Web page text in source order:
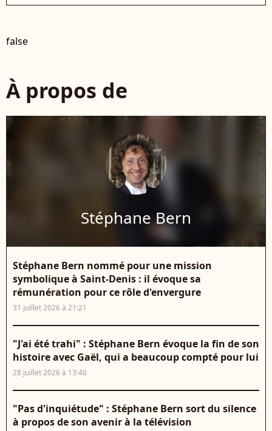
false
À propos de
Stéphane Bern
Stéphane Bern nommé pour une mission
symbolique à Saint-Denis : il évoque sa
rémunération pour ce rôle d'envergure
31 juillet 2026 à 21:21
"J'ai été trahi" : Stéphane Bern évoque la fin de son
histoire avec Gaël, qui a beaucoup compté pour lui
28 juillet 2026 à 13:46
"Pas d'inquiétude" : Stéphane Bern sort du silence
à propos de son avenir à la télévision